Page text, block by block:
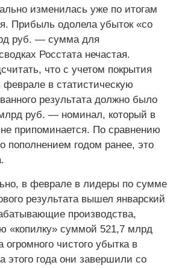
изменилась уже по итогам
Прибыль одолела убыток «со
руб. — сумма для
Росстата нечас­тая.
что с учетом покрытия
в статис­тическую
результата должно было
руб. — номинал, который в
припоминается. По сравнению
пополнением годом ранее, это
в феврале в лидеры по сумме
результата вышел январский
производства,
«копилку» суммой 521,7 млрд
чистого убытка в
этого года они завершили со